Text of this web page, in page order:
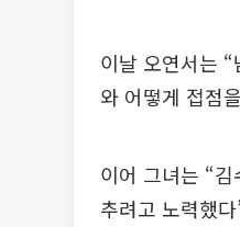
이날 오연서는
와 어떻게 접점
이어 그녀는 “
추려고 노력했